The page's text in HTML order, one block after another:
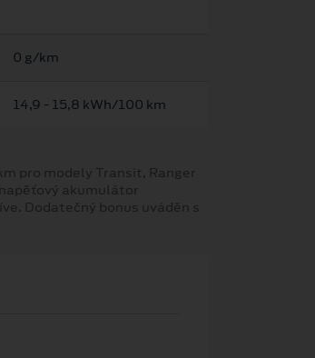
0 g/km
14,9 ‐ 15,8 kWh/100 km
pro modely Transit, Ranger
akumulátor
Dodatečný bonus uváděn s